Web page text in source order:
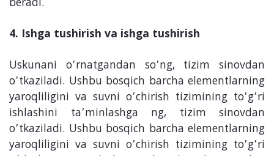
beradi.
4. Ishga tushirish va ishga tushirish
Uskunani o’rnatgandan so’ng, tizim sinovdan
o’tkaziladi. Ushbu bosqich barcha elementlarning
yaroqliligini va suvni o’chirish tizimining to’g’ri
ishlashini ta’minlashga ng, tizim sinovdan
o’tkaziladi. Ushbu bosqich barcha elementlarning
yaroqliligini va suvni o’chirish tizimining to’g’ri